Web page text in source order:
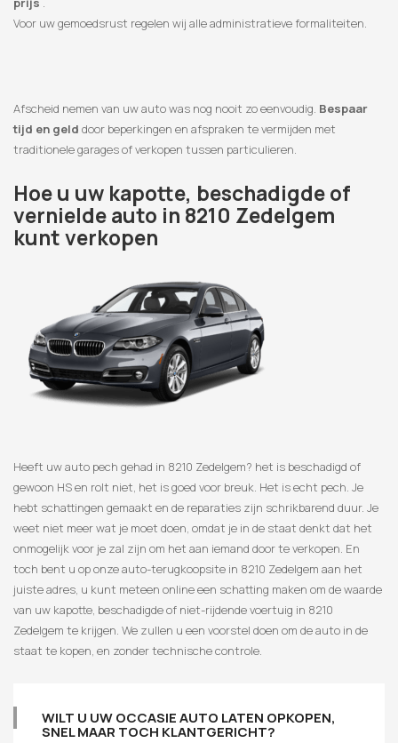
Voor uw gemoedsrust regelen wij alle administratieve formaliteiten.
Afscheid nemen van uw auto was nog nooit zo eenvoudig. Bespaar
tijd en geld door beperkingen en afspraken te vermijden met
traditionele garages of verkopen tussen particulieren.
Hoe u uw kapotte, beschadigde of
vernielde auto in 8210 Zedelgem
kunt verkopen
Heeft uw auto pech gehad in 8210 Zedelgem? het is beschadigd of
gewoon HS en rolt niet, het is goed voor breuk. Het is echt pech. Je
hebt schattingen gemaakt en de reparaties zijn schrikbarend duur. Je
weet niet meer wat je moet doen, omdat je in de staat denkt dat het
onmogelijk voor je zal zijn om het aan iemand door te verkopen. En
toch bent u op onze auto-terugkoopsite in 8210 Zedelgem aan het
juiste adres, u kunt meteen online een schatting maken om de waarde
van uw kapotte, beschadigde of niet-rijdende voertuig in 8210
Zedelgem te krijgen. We zullen u een voorstel doen om de auto in de
staat te kopen, en zonder technische controle.
WILT U UW OCCASIE AUTO LATEN OPKOPEN,
SNEL MAAR TOCH KLANTGERICHT?